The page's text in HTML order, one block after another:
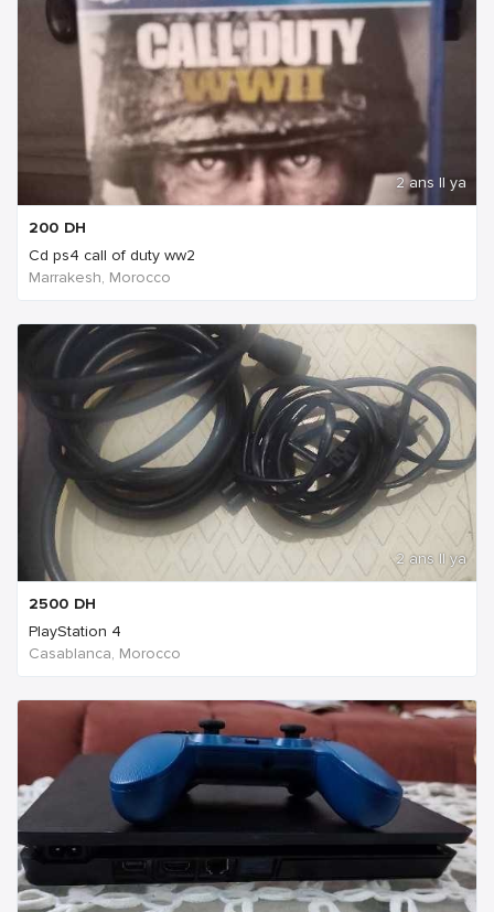
2 ans Il ya
200 DH
Cd ps4 call of duty ww2
Marrakesh, Morocco
2 ans Il ya
2500 DH
PlayStation 4
Casablanca, Morocco